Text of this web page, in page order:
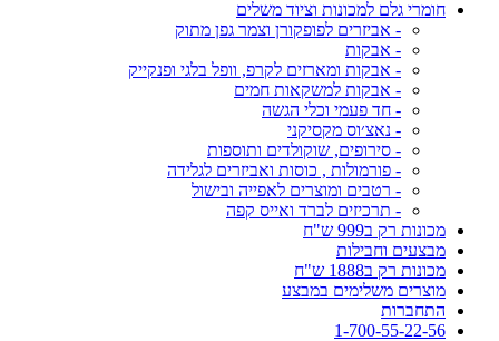
חומרי גלם למכונות וציוד משלים
- אביזרים לפופקורן וצמר גפן מתוק
- אבקות
- אבקות ומארזים לקרפ, וופל בלגי ופנקייק
- אבקות למשקאות חמים
- חד פעמי וכלי הגשה
- נאצ׳וס מקסיקני
- סירופים, שוקולדים ותוספות
- פורמולות , כוסות ואביזרים לגלידה
- רטבים ומוצרים לאפייה ובישול
- תרכיזים לברד ואייס קפה
מכונות רק ב999 ש"ח
מבצעים וחבילות
מכונות רק ב1888 ש"ח
מוצרים משלימים במבצע
התחברות
1-700-55-22-56